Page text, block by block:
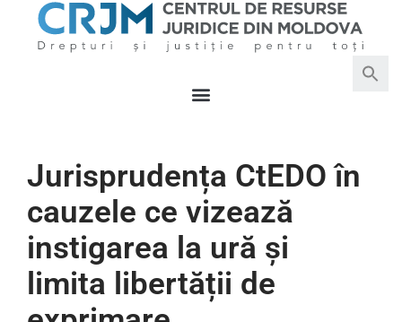
Jurisprudența CtEDO în
cauzele ce vizează
instigarea la ură și
limita libertății de